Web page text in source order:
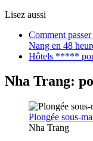
Lisez aussi
Comment
Nang en 48
Hôtels *****
Nha Trang:
Plongée sous-
Nha Trang